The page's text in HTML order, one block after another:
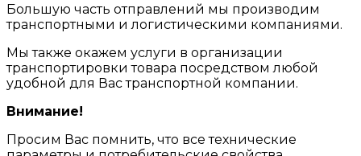
Большую часть отправлений мы производим
транспортными и логистическими компаниями.
Мы также окажем услуги в организации
транспортировки товара посредством любой
удобной для Вас транспортной компании.
Внимание!
Просим Вас помнить, что все технические